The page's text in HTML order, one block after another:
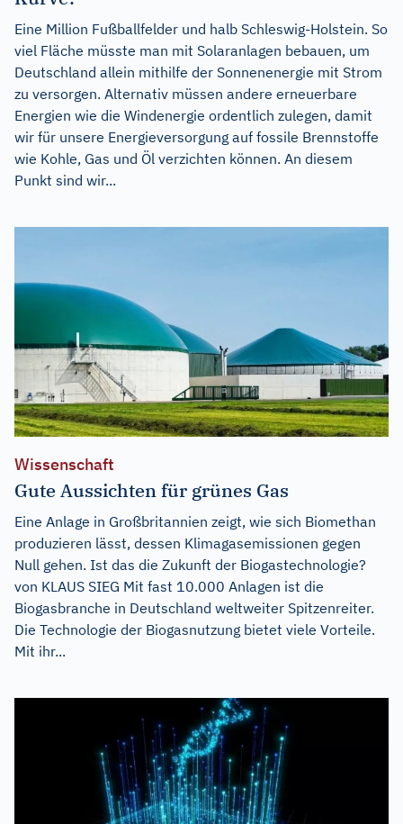
Eine Million Fußballfelder und halb Schleswig-Holstein. So
viel Fläche müsste man mit Solaranlagen bebauen, um
Deutschland allein mithilfe der Sonnenenergie mit Strom
zu versorgen. Alternativ müssen andere erneuerbare
Energien wie die Windenergie ordentlich zulegen, damit
wir für unsere Energieversorgung auf fossile Brennstoffe
wie Kohle, Gas und Öl verzichten können. An diesem
Punkt sind wir...
Wissenschaft
Gute Aussichten für grünes Gas
Eine Anlage in Großbritannien zeigt, wie sich Biomethan
produzieren lässt, dessen Klimagasemissionen gegen
Null gehen. Ist das die Zukunft der Biogastechnologie?
von KLAUS SIEG Mit fast 10.000 Anlagen ist die
Biogasbranche in Deutschland weltweiter Spitzenreiter.
Die Technologie der Biogasnutzung bietet viele Vorteile.
Mit ihr...